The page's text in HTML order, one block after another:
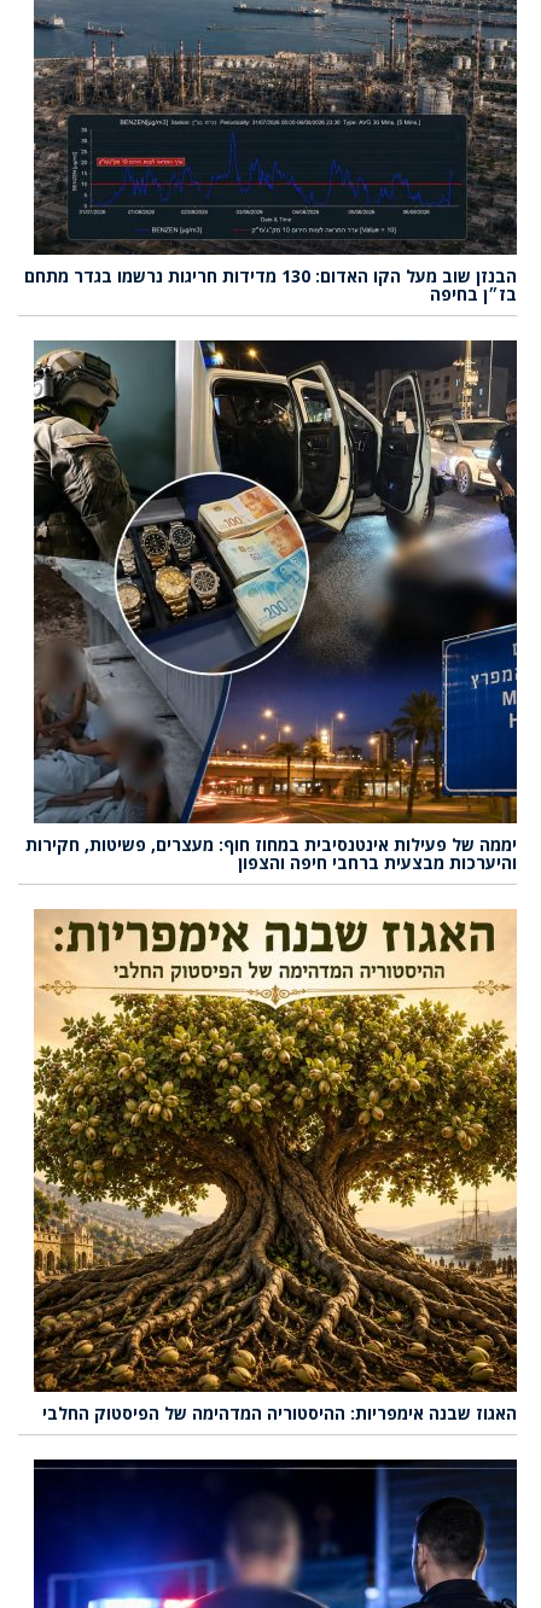
הבנזן שוב מעל הקו האדום: 130 מדידות חריגות נרשמו בגדר מתחם
בז״ן בחיפה
יממה של פעילות אינטנסיבית במחוז חוף: מעצרים, פשיטות, חקירות
והיערכות מבצעית ברחבי חיפה והצפון
האגוז שבנה אימפריות: ההיסטוריה המדהימה של הפיסטוק החלבי